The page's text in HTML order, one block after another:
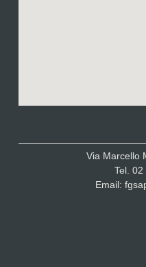
Via Marcello
Tel.
Email: